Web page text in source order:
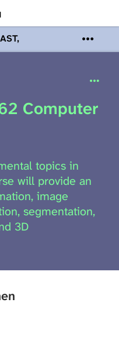
Vision
August
zur Computer
topics in
will provide an
image
segmentation,
3D